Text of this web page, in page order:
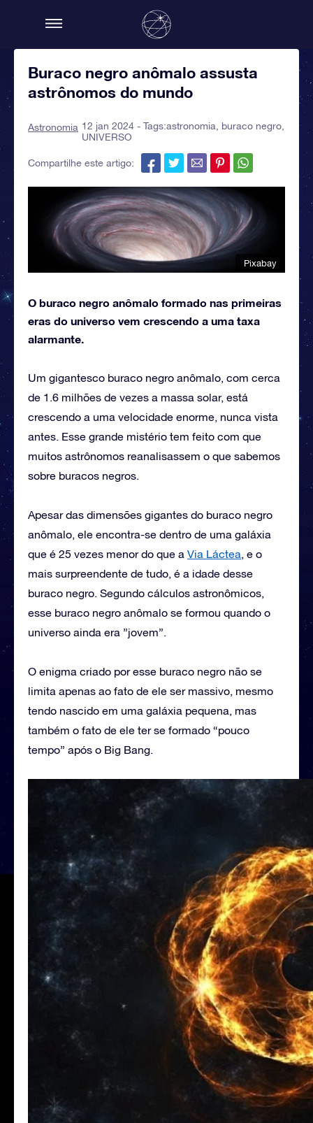
Buraco negro anômalo assusta
astrônomos do mundo
Astronomia 12 jan 2024 - Tags:astronomia buraco negro
UNIVERSO
Compartilhe este artigo:
Pixabay
O buraco negro anômalo formado nas primeiras
eras do universo vem crescendo a uma taxa
alarmante.
Um gigantesco buraco negro anômalo, com cerca
de 1.6 milhões de vezes a massa solar, está
crescendo a uma velocidade enorme, nunca vista
antes. Esse grande mistério tem feito com que
muitos astrônomos reanalisassem o que sabemos
sobre buracos negros.
Apesar das dimensões gigantes do buraco negro
anômalo, ele encontra-se dentro de uma galáxia
que é 25 vezes menor do que a Via Láctea, e o
mais surpreendente de tudo, é a idade desse
buraco negro. Segundo cálculos astronômicos,
esse buraco negro anômalo se formou quando o
universo ainda era ”jovem”.
O enigma criado por esse buraco negro não se
limita apenas ao fato de ele ser massivo, mesmo
tendo nascido em uma galáxia pequena, mas
também o fato de ele ter se formado “pouco
tempo” após o Big Bang.